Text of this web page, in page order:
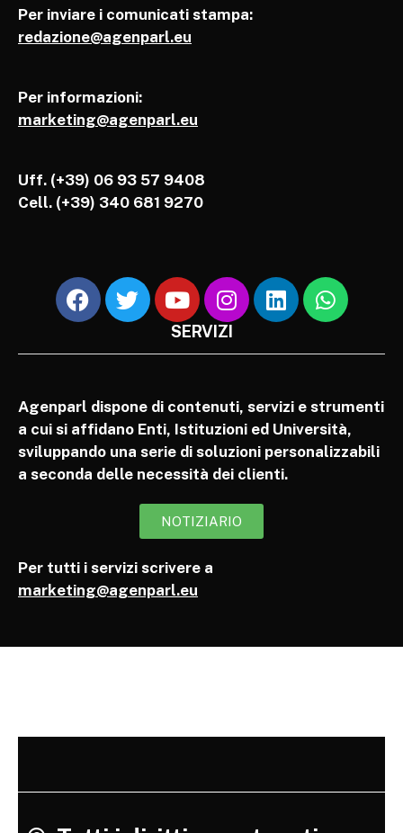
Per inviare i comunicati stampa:
redazione@agenparl.eu
Per informazioni:
marketing@agenparl.eu
Uff. (+39) 06 93 57 9408
Cell. (+39) 340 681 9270
SERVIZI
Agenparl dispone di contenuti, servizi e strumenti
a cui si affidano Enti, Istituzioni ed Università,
sviluppando una serie di soluzioni personalizzabili
a seconda delle necessità dei clienti.
NOTIZIARIO
Per tutti i servizi scrivere a
marketing@agenparl.eu